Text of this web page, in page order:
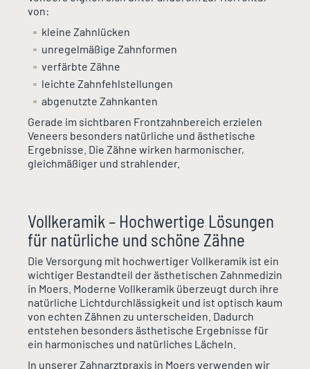
von:
kleine Zahnlücken
unregelmäßige Zahnformen
verfärbte Zähne
leichte Zahnfehlstellungen
abgenutzte Zahnkanten
Gerade im sichtbaren Frontzahnbereich erzielen
Veneers besonders natürliche und ästhetische
Ergebnisse. Die Zähne wirken harmonischer,
gleichmäßiger und strahlender.
Vollkeramik – Hochwertige Lösungen
für natürliche und schöne Zähne
Die Versorgung mit hochwertiger Vollkeramik ist ein
wichtiger Bestandteil der ästhetischen Zahnmedizin
in Moers. Moderne Vollkeramik überzeugt durch ihre
natürliche Lichtdurchlässigkeit und ist optisch kaum
von echten Zähnen zu unterscheiden. Dadurch
entstehen besonders ästhetische Ergebnisse für
ein harmonisches und natürliches Lächeln.
In unserer Zahnarztpraxis in Moers verwenden wir